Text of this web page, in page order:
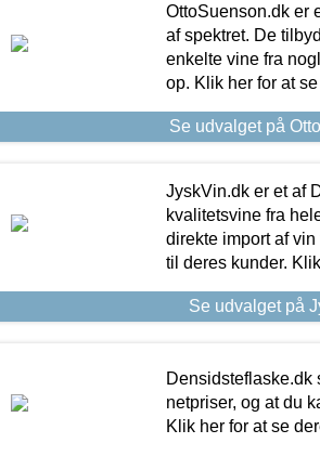
OttoSuenson.dk er
af spektret. De
enkelte vine fra
op. Klik her for at
Se udvalget på
JyskVin.dk er et af
kvalitetsvine fra
direkte import af
til deres kunder.
Se udvalget på
netpriser, og at du
Klik her for at se